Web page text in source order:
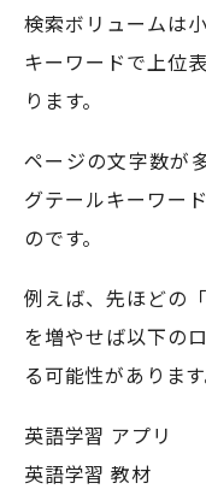
検索ボリュームは
キーワードで上位
ります。
ページの文字数が
グテールキーワー
のです。
例えば、先ほどの
を増やせば以下の
る可能性があります
英語学習 アプリ
英語学習 教材